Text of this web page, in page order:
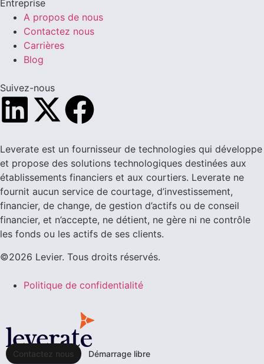
Entreprise
A propos de nous
Contactez nous
Carrières
Blog
Suivez-nous
Leverate est un fournisseur de technologies qui développe
et propose des solutions technologiques destinées aux
établissements financiers et aux courtiers. Leverate ne
fournit aucun service de courtage, d’investissement,
financier, de change, de gestion d’actifs ou de conseil
financier, et n’accepte, ne détient, ne gère ni ne contrôle
les fonds ou les actifs de ses clients.
©2026 Levier. Tous droits réservés.
Politique de confidentialité
Contactez nous Démarrage libre